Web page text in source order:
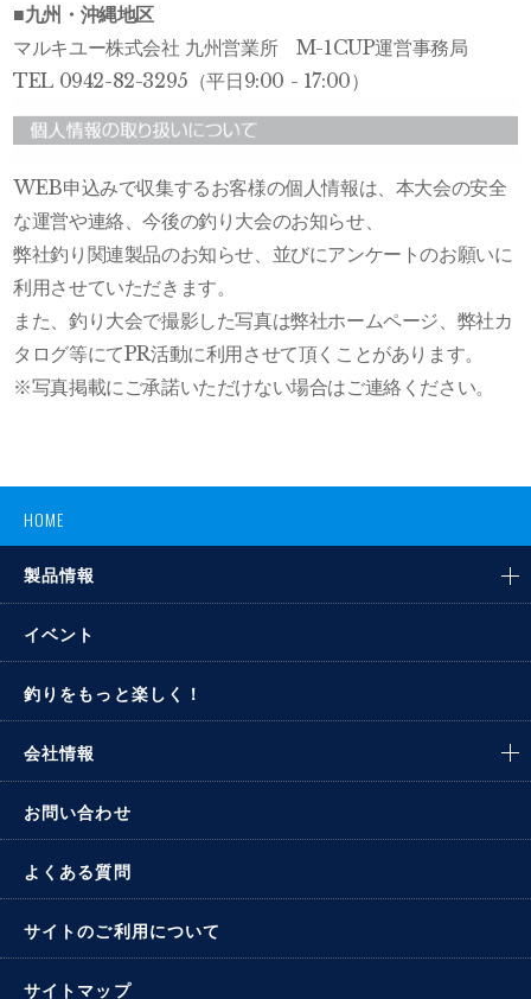
■九州・沖縄地区
マルキユー株式会社 九州営業所 M-1CUP運営事務局
TEL 0942-82-3295（平日9:00 - 17:00）
WEB申込みで収集するお客様の個人情報は、本大会の安全
な運営や連絡、今後の釣り大会のお知らせ、
弊社釣り関連製品のお知らせ、並びにアンケートのお願いに
利用させていただきます。
また、釣り大会で撮影した写真は弊社ホームページ、弊社カ
タログ等にてPR活動に利用させて頂くことがあります。
※写真掲載にご承諾いただけない場合はご連絡ください。
HOME
製品情報
イベント
釣りをもっと楽しく！
会社情報
お問い合わせ
よくある質問
サイトのご利用について
サイトマップ